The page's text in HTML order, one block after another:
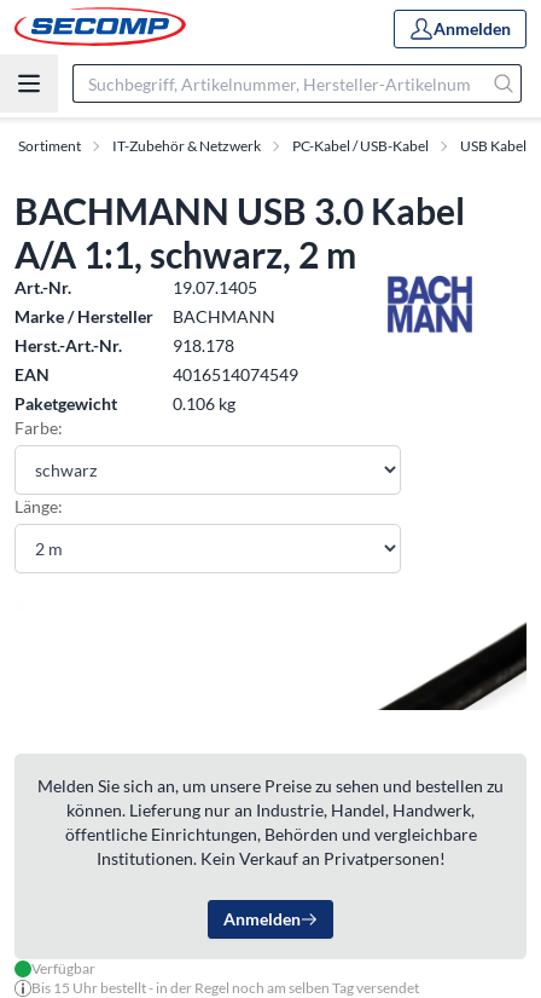
Anmelden
Sortiment IT-Zubehör & Netzwerk PC-Kabel / USB-Kabel USB Kabel
BACHMANN USB 3.0 Kabel
A/A 1:1, schwarz, 2 m
Art.-Nr.
19.07.1405
Marke / Hersteller
BACHMANN
Herst.-Art.-Nr.
918.178
EAN
4016514074549
Paketgewicht
0.106 kg
Farbe:
Länge:
Melden Sie sich an, um unsere Preise zu sehen und bestellen zu
können. Lieferung nur an Industrie, Handel, Handwerk,
öffentliche Einrichtungen, Behörden und vergleichbare
Institutionen. Kein Verkauf an Privatpersonen!
Anmelden
Verfügbar
Bis 15 Uhr bestellt - in der Regel noch am selben Tag versendet